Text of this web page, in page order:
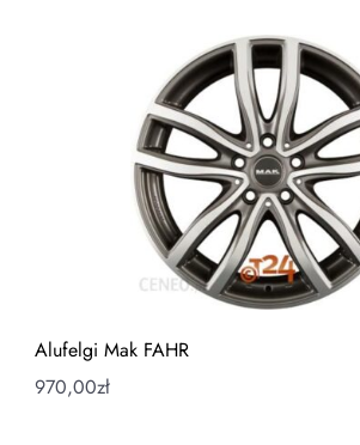
Alufelgi Mak FAHR
970,00zł